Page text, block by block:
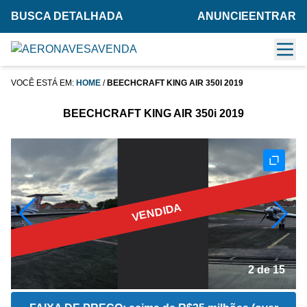
BUSCA DETALHADA ANUNCIE ENTRAR
VOCÊ ESTÁ EM: HOME / BEECHCRAFT KING AIR 350I 2019
BEECHCRAFT KING AIR 350i 2019
VENDIDA
2 de 15